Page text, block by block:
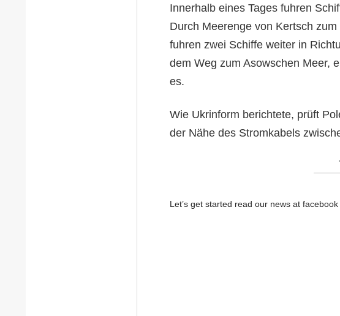
Innerhalb eines Tages fuhren
Durch Meerenge von Kertsch
fuhren zwei Schiffe weiter in
dem Weg zum Asowschen Meer,
es.
Wie Ukrinform berichtete, prüft
der Nähe des Stromkabels
Let’s get started read our news at